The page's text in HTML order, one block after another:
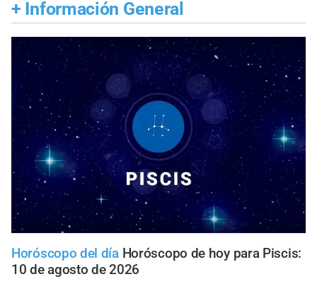
+ Información General
Horóscopo del día Horóscopo de hoy para Piscis:
10 de agosto de 2026